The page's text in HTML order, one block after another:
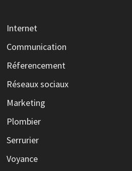
Internet
Communication
Réferencement
Réseaux sociaux
Marketing
Plombier
Serrurier
Voyance